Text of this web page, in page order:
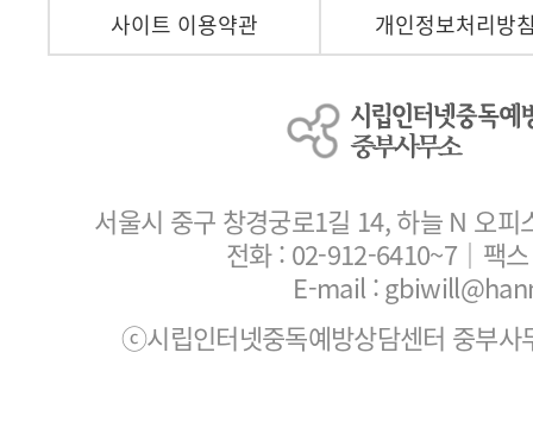
사이트 이용약관 개인정보처리방
서울시 중구 창경궁로1길 14, 하늘 N 오
전화 : 02-912-6410~7 ｜팩
E-mail :
ⓒ시립인터넷중독예방상담센터 중부